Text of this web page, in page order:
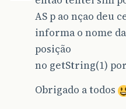
AS p ao nçao deu
informa o nome
posição
no getString(1)
Obrigado a todos